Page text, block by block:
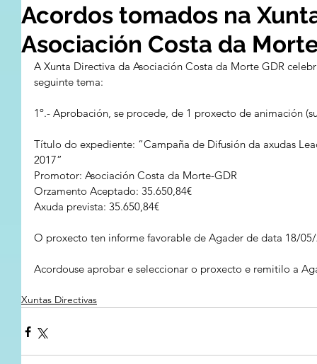
Acordos tomados na
Asociación Costa da
A Xunta Directiva da Asociación Costa da Morte GDR
seguinte tema:
1º.- Aprobación, se procede, de 1 proxecto de animación
Título do expediente: “Campaña de Difusión da axudas
2017”
Promotor: Asociación Costa da Morte-GDR
Orzamento Aceptado: 35.650,84€
Axuda prevista: 35.650,84€
O proxecto ten informe favorable de Agader de data 18/
Acordouse aprobar e seleccionar o proxecto e remitilo a
Xuntas Directivas